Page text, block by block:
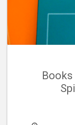
Books